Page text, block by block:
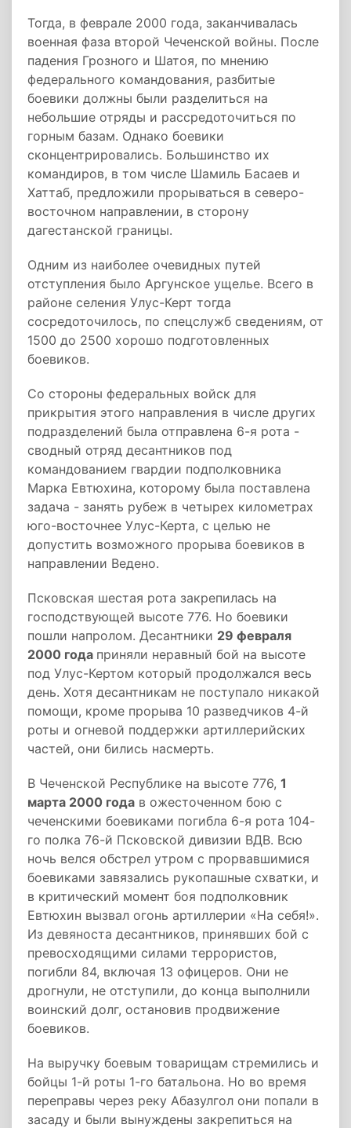
Тогда, в феврале 2000 года, заканчивалась
военная фаза второй Чеченской войны. После
падения Грозного и Шатоя, по мнению
федерального командования, разбитые
боевики должны были разделиться на
небольшие отряды и рассредоточиться по
горным базам. Однако боевики
сконцентрировались. Большинство их
командиров, в том числе Шамиль Басаев и
Хаттаб, предложили прорываться в северо-
восточном направлении, в сторону
дагестанской границы.
Одним из наиболее очевидных путей
отступления было Аргунское ущелье. Всего в
районе селения Улус-Керт тогда
сосредоточилось, по спецслужб сведениям, от
1500 до 2500 хорошо подготовленных
боевиков.
Со стороны федеральных войск для
прикрытия этого направления в числе других
подразделений была отправлена 6-я рота -
сводный отряд десантников под
командованием гвардии подполковника
Марка Евтюхина, которому была поставлена
задача - занять рубеж в четырех километрах
юго-восточнее Улус-Керта, с целью не
допустить возможного прорыва боевиков в
направлении Ведено.
Псковская шестая рота закрепилась на
господствующей высоте 776. Но боевики
пошли напролом. Десантники 29 февраля
2000 года приняли неравный бой на высоте
под Улус-Кертом который продолжался весь
день. Хотя десантникам не поступало никакой
помощи, кроме прорыва 10 разведчиков 4-й
роты и огневой поддержки артиллерийских
частей, они бились насмерть.
В Чеченской Республике на высоте 776, 1
марта 2000 года в ожесточенном бою с
чеченскими боевиками погибла 6-я рота 104-
го полка 76-й Псковской дивизии ВДВ. Всю
ночь велся обстрел утром с прорвавшимися
боевиками завязались рукопашные схватки, и
в критический момент боя подполковник
Евтюхин вызвал огонь артиллерии «На себя!».
Из девяноста десантников, принявших бой с
превосходящими силами террористов,
погибли 84, включая 13 офицеров. Они не
дрогнули, не отступили, до конца выполнили
воинский долг, остановив продвижение
боевиков.
На выручку боевым товарищам стремились и
бойцы 1-й роты 1-го батальона. Но во время
переправы через реку Абазулгол они попали в
засаду и были вынуждены закрепиться на